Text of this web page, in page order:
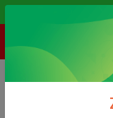
Vítáme Vás na
(Po-Pá, 8-16 hod.)